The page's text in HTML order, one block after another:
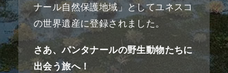
ナール自然保護地域」としてユネスコ
の世界遺産に登録されました。
さあ、パンタナールの野生動物たちに
出会う旅へ！